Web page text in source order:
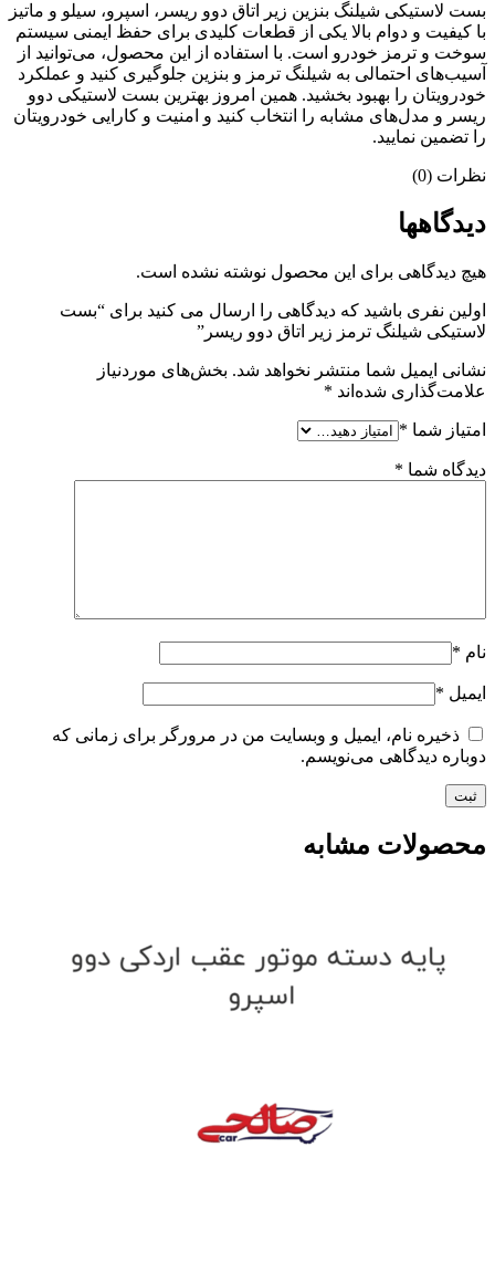
بست لاستیکی شیلنگ بنزین زیر اتاق دوو ریسر، اسپرو، سیلو و ماتیز
با کیفیت و دوام بالا یکی از قطعات کلیدی برای حفظ ایمنی سیستم
سوخت و ترمز خودرو است. با استفاده از این محصول، می‌توانید از
آسیب‌های احتمالی به شیلنگ ترمز و بنزین جلوگیری کنید و عملکرد
خودرویتان را بهبود بخشید. همین امروز بهترین بست لاستیکی دوو
ریسر و مدل‌های مشابه را انتخاب کنید و امنیت و کارایی خودرویتان
را تضمین نمایید.
نظرات (0)
دیدگاهها
هیچ دیدگاهی برای این محصول نوشته نشده است.
اولین نفری باشید که دیدگاهی را ارسال می کنید برای “بست
لاستیکی شیلنگ ترمز زیر اتاق دوو ریسر”
نشانی ایمیل شما منتشر نخواهد شد. بخش‌های موردنیاز
علامت‌گذاری شده‌اند *
امتیاز شما *
دیدگاه شما *
نام *
ایمیل *
ذخیره نام، ایمیل و وبسایت من در مرورگر برای زمانی که
دوباره دیدگاهی می‌نویسم.
محصولات مشابه